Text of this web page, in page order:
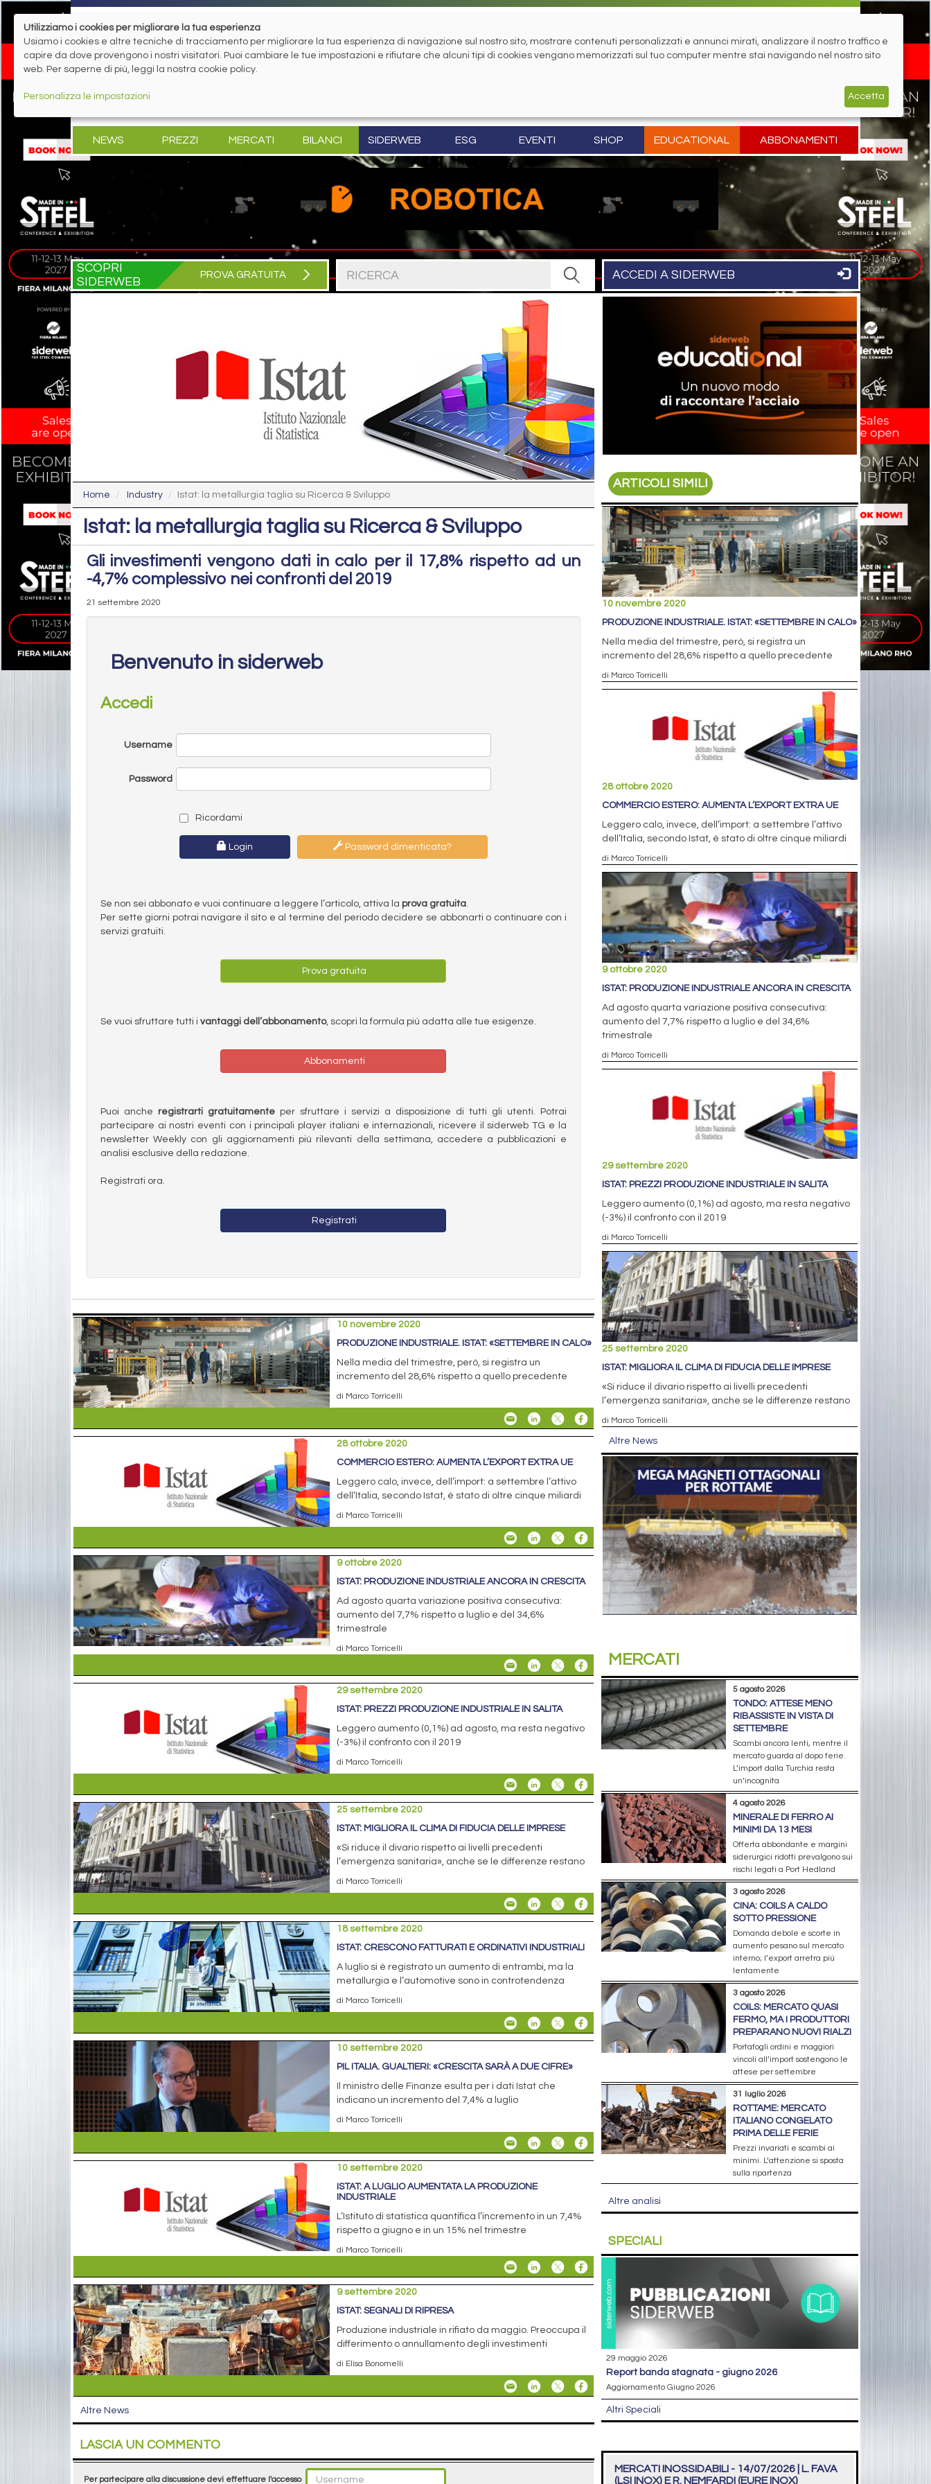
NEWS PREZZI MERCATI BILANCI SIDERWEB ESG EVENTI SHOP EDUCATIONAL ABBONAMENTI
SCOPRI
SIDERWEB
PROVA GRATUITA ACCEDI A SIDERWEB
Home Industry Istat: la metallurgia taglia su Ricerca & Sviluppo
Istat: la metallurgia taglia su Ricerca & Sviluppo
Gli investimenti vengono dati in calo per il 17,8% rispetto ad un
-4,7% complessivo nei confronti del 2019
21 settembre 2020
Benvenuto in siderweb
Accedi
Username
Password
Ricordami
Login Password dimenticata?
Se non sei abbonato e vuoi continuare a leggere l’articolo, attiva la prova gratuita.
Per sette giorni potrai navigare il sito e al termine del periodo decidere se abbonarti o continuare con i
servizi gratuiti.
Prova gratuita
Se vuoi sfruttare tutti i vantaggi dell’abbonamento, scopri la formula più adatta alle tue esigenze.
Abbonamenti
Puoi anche registrarti gratuitamenteper sfruttare i servizi a disposizione di tutti gli utenti. Potrai
partecipare ai nostri eventi con i principali player italiani e internazionali, ricevere il siderweb TG e la
newsletter Weekly con gli aggiornamenti più rilevanti della settimana, accedere a pubblicazioni e
analisi esclusive della redazione.
Registrati ora.
Registrati
10 novembre 2020
PRODUZIONE INDUSTRIALE. ISTAT: «SETTEMBRE IN CALO»
Nella media del trimestre, però, si registra un
incremento del 28,6% rispetto a quello precedente
di Marco Torricelli
28 ottobre 2020
COMMERCIO ESTERO: AUMENTA L’EXPORT EXTRA UE
Leggero calo, invece, dell’import: a settembre l’attivo
dell’Italia, secondo Istat, è stato di oltre cinque miliardi
di Marco Torricelli
9 ottobre 2020
ISTAT: PRODUZIONE INDUSTRIALE ANCORA IN CRESCITA
Ad agosto quarta variazione positiva consecutiva:
aumento del 7,7% rispetto a luglio e del 34,6%
trimestrale
di Marco Torricelli
29 settembre 2020
ISTAT: PREZZI PRODUZIONE INDUSTRIALE IN SALITA
Leggero aumento (0,1%) ad agosto, ma resta negativo
(-3%) il confronto con il 2019
di Marco Torricelli
25 settembre 2020
ISTAT: MIGLIORA IL CLIMA DI FIDUCIA DELLE IMPRESE
«Si riduce il divario rispetto ai livelli precedenti
l’emergenza sanitaria», anche se le differenze restano
di Marco Torricelli
18 settembre 2020
ISTAT: CRESCONO FATTURATI E ORDINATIVI INDUSTRIALI
A luglio si è registrato un aumento di entrambi, ma la
metallurgia e l’automotive sono in controtendenza
di Marco Torricelli
10 settembre 2020
PIL ITALIA. GUALTIERI: «CRESCITA SARÀ A DUE CIFRE»
Il ministro delle Finanze esulta per i dati Istat che
indicano un incremento del 7,4% a luglio
di Marco Torricelli
10 settembre 2020
ISTAT: A LUGLIO AUMENTATA LA PRODUZIONE
INDUSTRIALE
L’Istituto di statistica quantifica l’incremento in un 7,4%
rispetto a giugno e in un 15% nel trimestre
di Marco Torricelli
9 settembre 2020
ISTAT: SEGNALI DI RIPRESA
Produzione industriale in rifiato da maggio. Preoccupa il
differimento o annullamento degli investimenti
di Elisa Bonomelli
Altre News
LASCIA UN COMMENTO
Per partecipare alla discussione devi effettuare l'accesso
ARTICOLI SIMILI
10 novembre 2020
PRODUZIONE INDUSTRIALE. ISTAT: «SETTEMBRE IN CALO»
Nella media del trimestre, però, si registra un
incremento del 28,6% rispetto a quello precedente
di Marco Torricelli
28 ottobre 2020
COMMERCIO ESTERO: AUMENTA L’EXPORT EXTRA UE
Leggero calo, invece, dell’import: a settembre l’attivo
dell’Italia, secondo Istat, è stato di oltre cinque miliardi
di Marco Torricelli
9 ottobre 2020
ISTAT: PRODUZIONE INDUSTRIALE ANCORA IN CRESCITA
Ad agosto quarta variazione positiva consecutiva:
aumento del 7,7% rispetto a luglio e del 34,6%
trimestrale
di Marco Torricelli
29 settembre 2020
ISTAT: PREZZI PRODUZIONE INDUSTRIALE IN SALITA
Leggero aumento (0,1%) ad agosto, ma resta negativo
(-3%) il confronto con il 2019
di Marco Torricelli
25 settembre 2020
ISTAT: MIGLIORA IL CLIMA DI FIDUCIA DELLE IMPRESE
«Si riduce il divario rispetto ai livelli precedenti
l’emergenza sanitaria», anche se le differenze restano
di Marco Torricelli
Altre News
MERCATI
5 agosto 2026
TONDO: ATTESE MENO
RIBASSISTE IN VISTA DI
SETTEMBRE
Scambi ancora lenti, mentre il
mercato guarda al dopo ferie.
L’import dalla Turchia resta
un’incognita
4 agosto 2026
MINERALE DI FERRO AI
MINIMI DA 13 MESI
Offerta abbondante e margini
siderurgici ridotti prevalgono sui
rischi legati a Port Hedland
3 agosto 2026
CINA: COILS A CALDO
SOTTO PRESSIONE
Domanda debole e scorte in
aumento pesano sul mercato
interno; l’export arretra più
lentamente
3 agosto 2026
COILS: MERCATO QUASI
FERMO, MA I PRODUTTORI
PREPARANO NUOVI RIALZI
Portafogli ordini e maggiori
vincoli all’import sostengono le
attese per settembre
31 luglio 2026
ROTTAME: MERCATO
ITALIANO CONGELATO
PRIMA DELLE FERIE
Prezzi invariati e scambi ai
minimi. L’attenzione si sposta
sulla ripartenza
Altre analisi
SPECIALI
29 maggio 2026
report banda stagnata - giugno 2026
Aggiornamento Giugno 2026
Altri Speciali
MERCATI INOSSIDABILI - 14/07/2026 | L. FAVA
(LSI INOX) E R. NEMFARDI (EURE INOX)
Utilizziamo i cookies per migliorare la tua esperienza
Usiamo i cookies e altre tecniche di tracciamento per migliorare la tua esperienza di navigazione sul nostro sito, mostrare contenuti personalizzati e annunci mirati, analizzare il nostro traffico e
capire da dove provengono i nostri visitatori. Puoi cambiare le tue impostazioni e rifiutare che alcuni tipi di cookies vengano memorizzati sul tuo computer mentre stai navigando nel nostro sito
web. Per saperne di più, leggi la nostra cookie policy.
Personalizza le impostazioni Accetta